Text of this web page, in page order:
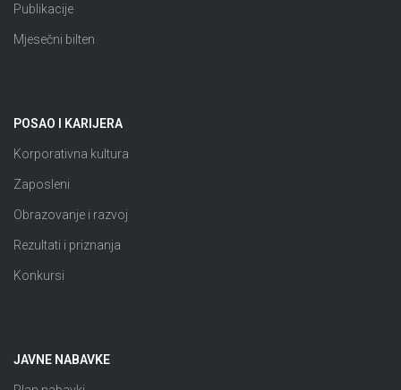
Publikacije
Mjesečni bilten
POSAO I KARIJERA
Korporativna kultura
Zaposleni
Obrazovanje i razvoj
Rezultati i priznanja
Konkursi
JAVNE NABAVKE